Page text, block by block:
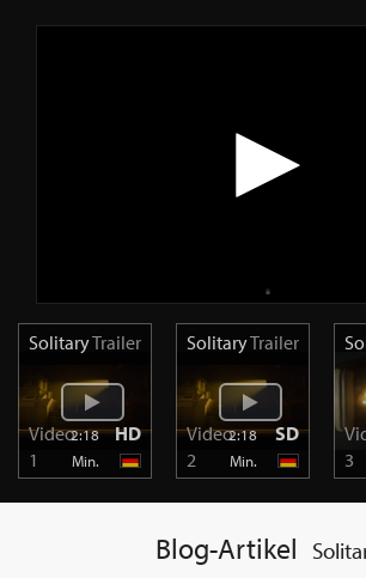
SolitaryTrailer
Video
1
2:18
Min.
HD
SolitaryTrailer
Video
2
2:18
Min.
SD
3
Blog-Artikel